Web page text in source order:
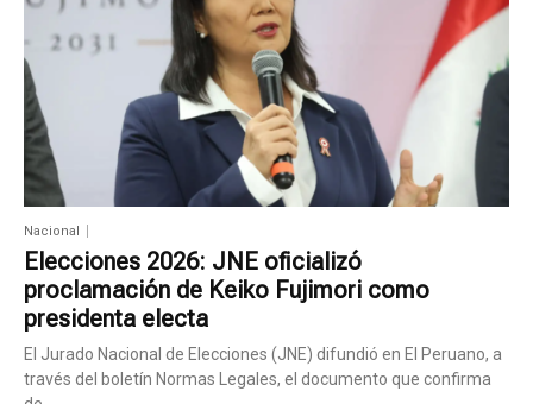
Nacional
Elecciones 2026: JNE oficializó
proclamación de Keiko Fujimori como
presidenta electa
El Jurado Nacional de Elecciones (JNE) difundió en El Peruano, a
través del boletín Normas Legales, el documento que confirma